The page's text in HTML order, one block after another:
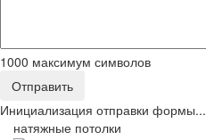
1000 максимум символов
Отправить
Инициализация отправки формы...
натяжные потолки